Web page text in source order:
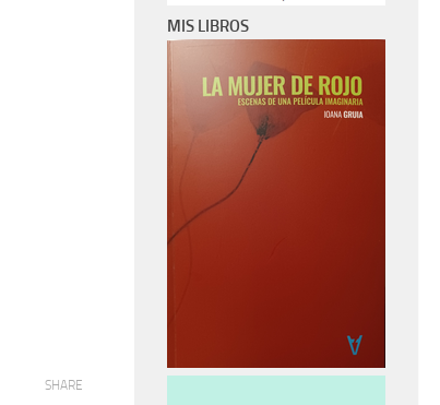
SHARE
MIS LIBROS